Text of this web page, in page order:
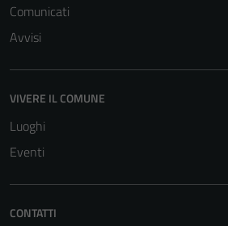
Comunicati
Avvisi
VIVERE IL COMUNE
Luoghi
Eventi
CONTATTI